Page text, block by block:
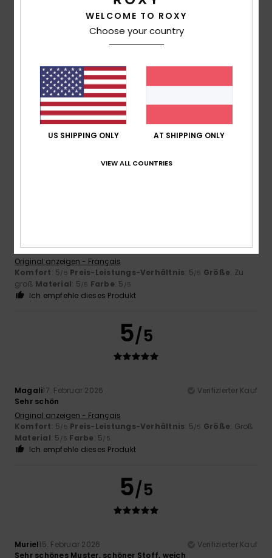
4/5
Client anonyme vérifié11. März 2026
Der Ausschnitt ist nicht weit genug ausgeschnitten
Original anzeigen - Français
Komfort: 5/5 Preis-Leistungs-Verhältnis
Ich empfehle dieses Produkt
Top-Material
Original anzeigen - Français
Komfort: 5/5 Preis-Leistungs-Verhältnis: 5/5 Größe: Zu
groß Material: 5/5 Farbe: 5 /5
Ich empfehle dieses Produkt
5/5
Magali17. Februar 2026
Verifizierter Kauf
Sehr schön
Original anzeigen - Français
Komfort: 5/5 Preis-Leistungs-Verhältnis: 5/5 Größe: Groß
Material: 5 /5 Farbe: 5/5
Ich empfehle dieses Produkt
5/5
Muriel15. Februar 2026
Verifizierter Kauf
Sehr schönes Muster, schöner Stoff, weich
WELCOME TO ROXY
Choose your country
US SHIPPING ONLY AT SHIPPING ONLY
VIEW ALL COUNTRIES